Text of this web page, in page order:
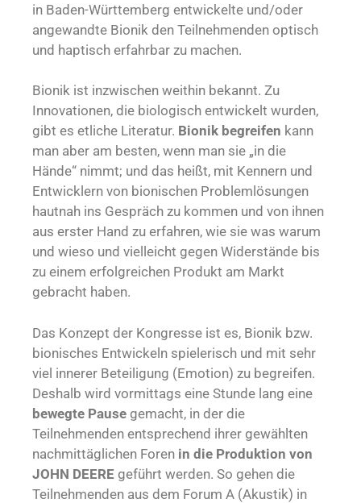
in Baden-Württemberg entwickelte und/oder
angewandte Bionik den Teilnehmenden optisch
und haptisch erfahrbar zu machen.
Bionik ist inzwischen weithin bekannt. Zu
Innovationen, die biologisch entwickelt wurden,
gibt es etliche Literatur. Bionik begreifen kann
man aber am besten, wenn man sie „in die
Hände“ nimmt; und das heißt, mit Kennern und
Entwicklern von bionischen Problemlösungen
hautnah ins Gespräch zu kommen und von ihnen
aus erster Hand zu erfahren, wie sie was warum
und wieso und vielleicht gegen Widerstände bis
zu einem erfolgreichen Produkt am Markt
gebracht haben.
Das Konzept der Kongresse ist es, Bionik bzw.
bionisches Entwickeln spielerisch und mit sehr
viel innerer Beteiligung (Emotion) zu begreifen.
Deshalb wird vormittags eine Stunde lang eine
bewegte Pause gemacht, in der die
Teilnehmenden entsprechend ihrer gewählten
nachmittäglichen Foren in die Produktion von
JOHN DEERE geführt werden. So gehen die
Teilnehmenden aus dem Forum A (Akustik) in